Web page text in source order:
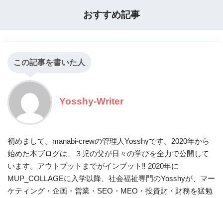
おすすめ記事
この記事を書いた人
Yosshy-Writer
初めまして。manabi-crewの管理人Yosshyです。2020年から
始めた本ブログは、３児の父が日々の学びを全力で公開して
います。アウトプットまでがインプット‼ 2020年に
MUP_COLLAGEに入学以降、社会福祉専門のYosshyが、マー
ケティング・企画・営業・SEO・MEO・投資財・財務を猛勉